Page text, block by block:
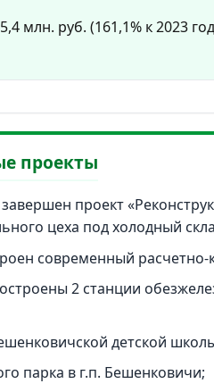
млн. руб. (161,1% к 2023
проекты
завершен проект
цеха под холодный
современный расчетно-
2 станции
детской
парка в г.п. Бешенковичи;